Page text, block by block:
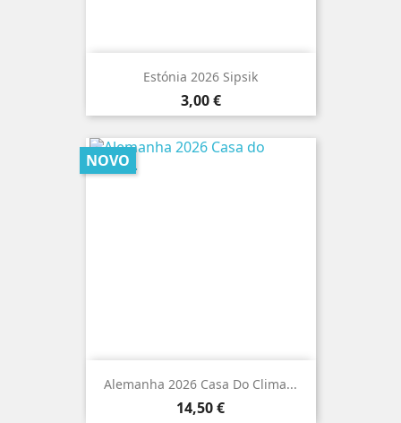
Estónia 2026 Sipsik
Preço
3,00 €
Alemanha 2026 Casa Do Clima...
Preço
14,50 €
NOVO